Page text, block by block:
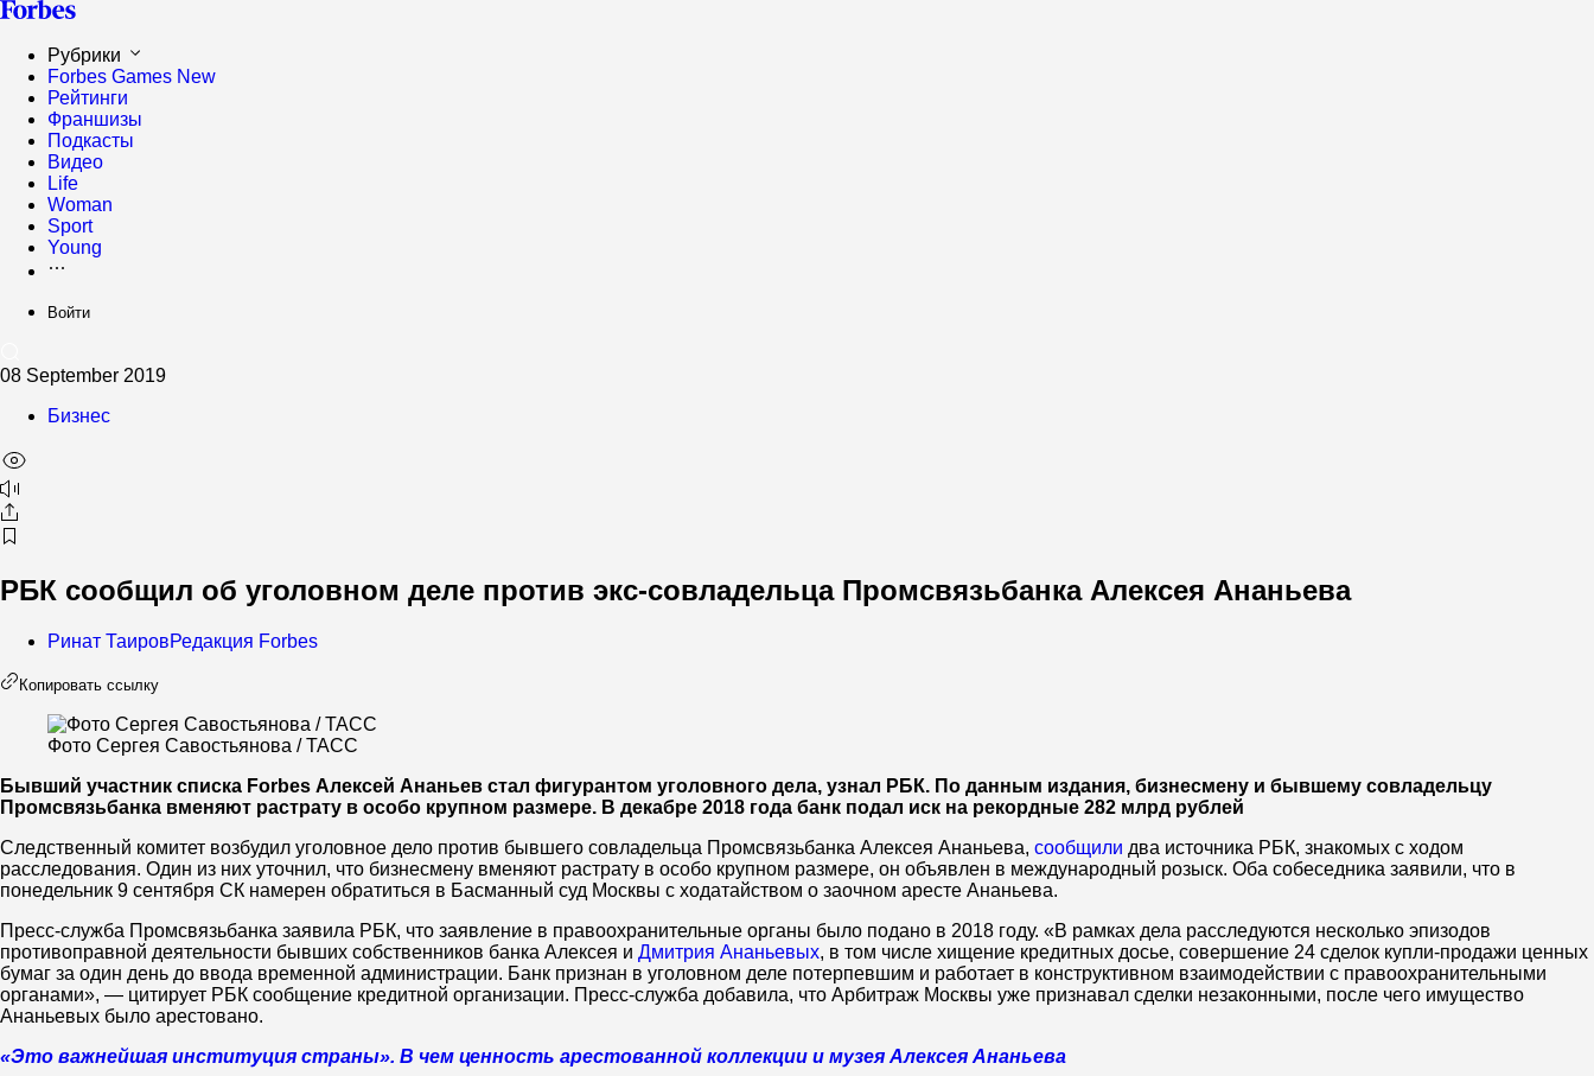
Рубрики
Forbes Games New
Рейтинги
Франшизы
Подкасты
Видео
Life
Woman
Sport
Young
Войти
08 September 2019
Бизнес
РБК сообщил об уголовном деле против экс-совладельца Промсвязьбанка Алексея Ананьева
Ринат ТаировРедакция Forbes
Копировать ссылку
Фото Сергея Савостьянова / ТАСС
Бывший участник списка Forbes Алексей Ананьев стал фигурантом уголовного дела, узнал РБК. По данным издания, бизнесмену и бывшему совладельцу
Промсвязьбанка вменяют растрату в особо крупном размере. В декабре 2018 года банк подал иск на рекордные 282 млрд рублей
Следственный комитет возбудил уголовное дело против бывшего совладельца Промсвязьбанка Алексея Ананьева, сообщили два источника РБК, знакомых с ходом
расследования. Один из них уточнил, что бизнесмену вменяют растрату в особо крупном размере, он объявлен в международный розыск. Оба собеседника заявили, что в
понедельник 9 сентября СК намерен обратиться в Басманный суд Москвы с ходатайством о заочном аресте Ананьева.
Пресс-служба Промсвязьбанка заявила РБК, что заявление в правоохранительные органы было подано в 2018 году. «В рамках дела расследуются несколько эпизодов
противоправной деятельности бывших собственников банка Алексея и Дмитрия Ананьевых, в том числе хищение кредитных досье, совершение 24 сделок купли-продажи ценных
бумаг за один день до ввода временной администрации. Банк признан в уголовном деле потерпевшим и работает в конструктивном взаимодействии с правоохранительными
органами», — цитирует РБК сообщение кредитной организации. Пресс-служба добавила, что Арбитраж Москвы уже признавал сделки незаконными, после чего имущество
Ананьевых было арестовано.
«Это важнейшая институция страны». В чем ценность арестованной коллекции и музея Алексея Ананьева